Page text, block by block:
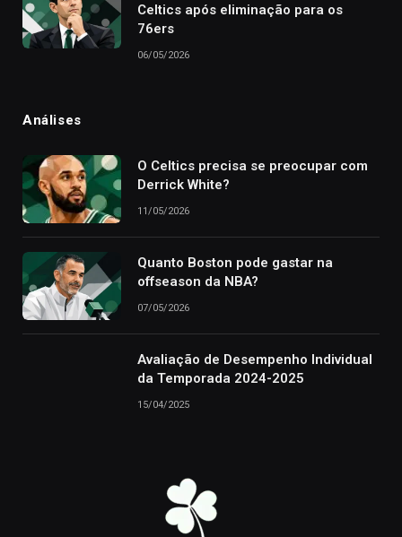
Celtics após eliminação para os
76ers
06/05/2026
Análises
O Celtics precisa se preocupar com
Derrick White?
11/05/2026
Quanto Boston pode gastar na
offseason da NBA?
07/05/2026
Avaliação de Desempenho Individual
da Temporada 2024-2025
15/04/2025